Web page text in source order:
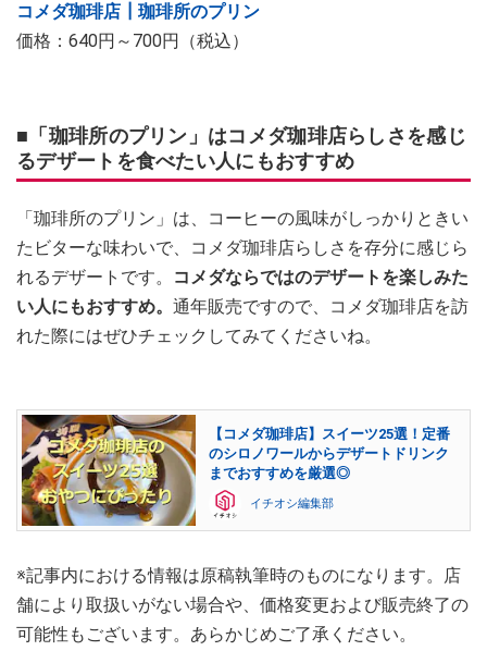
コメダ珈琲店┃珈琲所のプリン
価格：640円～700円（税込）
■「珈琲所のプリン」はコメダ珈琲店らしさを感じ
るデザートを食べたい人にもおすすめ
「珈琲所のプリン」は、コーヒーの風味がしっかりときい
たビターな味わいで、コメダ珈琲店らしさを存分に感じら
れるデザートです。
コメダならではのデザートを楽しみた
い人にもおすすめ。 通年販売ですので、コメダ珈琲店を訪
れた際にはぜひチェックしてみてくださいね。
【コメダ珈琲店】スイーツ25選！定番
のシロノワールからデザートドリンク
までおすすめを厳選◎
イチオシ編集部
※記事内における情報は原稿執筆時のものになります。店
舗により取扱いがない場合や、価格変更および販売終了の
可能性もございます。あらかじめご了承ください。